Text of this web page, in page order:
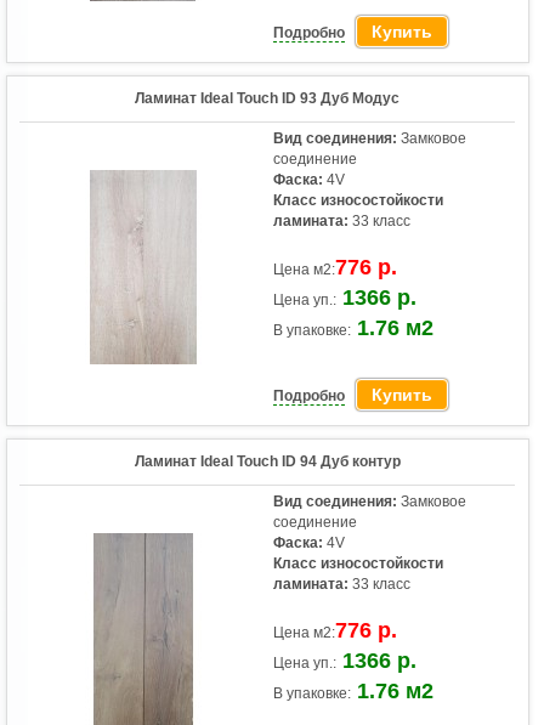
Подробно Купить
Ламинат Ideal Touch ID 93 Дуб Модус
Вид соединения: Замковое
соединение
Фаска: 4V
Класс износостойкости
ламината: 33 класс
Цена м2:776 р.
Цена уп.: 1366 р.
В упаковке: 1.76 м2
Подробно Купить
Ламинат Ideal Touch ID 94 Дуб контур
Вид соединения: Замковое
соединение
Фаска: 4V
Класс износостойкости
ламината: 33 класс
Цена м2:776 р.
Цена уп.: 1366 р.
В упаковке: 1.76 м2